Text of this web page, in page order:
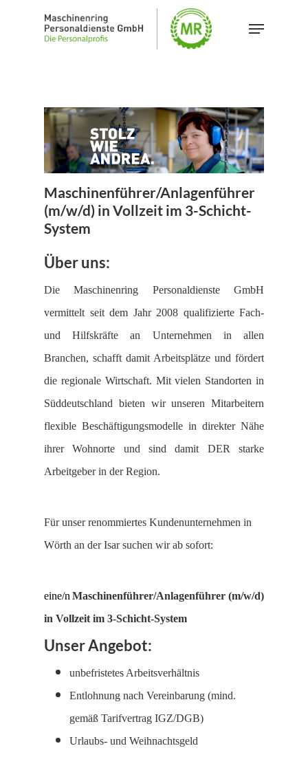
Menu
Maschinenführer/Anlagenführer
(m/w/d) in Vollzeit im 3-Schicht-
System
Über uns:
Die Maschinenring Personaldienste GmbH
vermittelt seit dem Jahr 2008 qualifizierte Fach-
und Hilfskräfte an Unternehmen in allen
Branchen, schafft damit Arbeitsplätze und fördert
die regionale Wirtschaft. Mit vielen Standorten in
Süddeutschland bieten wir unseren Mitarbeitern
flexible Beschäftigungsmodelle in direkter Nähe
ihrer Wohnorte und sind damit DER starke
Arbeitgeber in der Region.
Für unser renommiertes Kundenunternehmen in
Wörth an der Isar suchen wir ab sofort:
eine/n Maschinenführer/Anlagenführer (m/w/d)
in Vollzeit im 3-Schicht-System
Unser Angebot:
unbefristetes Arbeitsverhältnis
Entlohnung nach Vereinbarung (mind.
gemäß Tarifvertrag IGZ/DGB)
Urlaubs- und Weihnachtsgeld